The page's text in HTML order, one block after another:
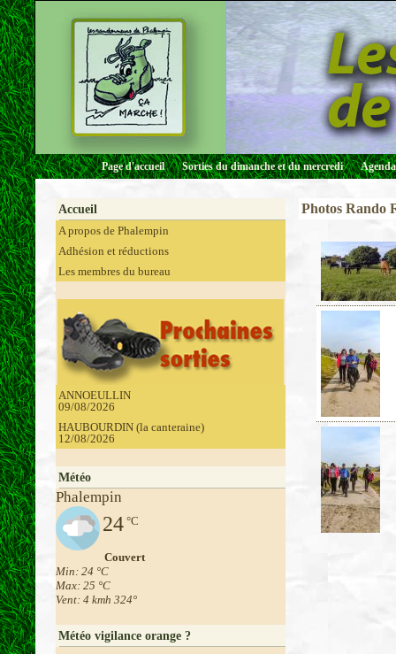
Page d'accueil Sorties du dimanche et du mercredi
Accueil
A propos de Phalempin
Adhésion et réductions
Les membres du bureau
ANNOEULLIN
09/08/2026
HAUBOURDIN (la canteraine)
12/08/2026
Météo
Phalempin
24 °C
Couvert
Min: 24 °C
Max: 25 °C
Vent: 4 kmh 324°
Météo vigilance orange ?
Photos Rando